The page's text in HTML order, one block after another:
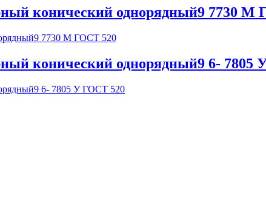
конический однорядный9 7730 М
конический однорядный9 6- 7805